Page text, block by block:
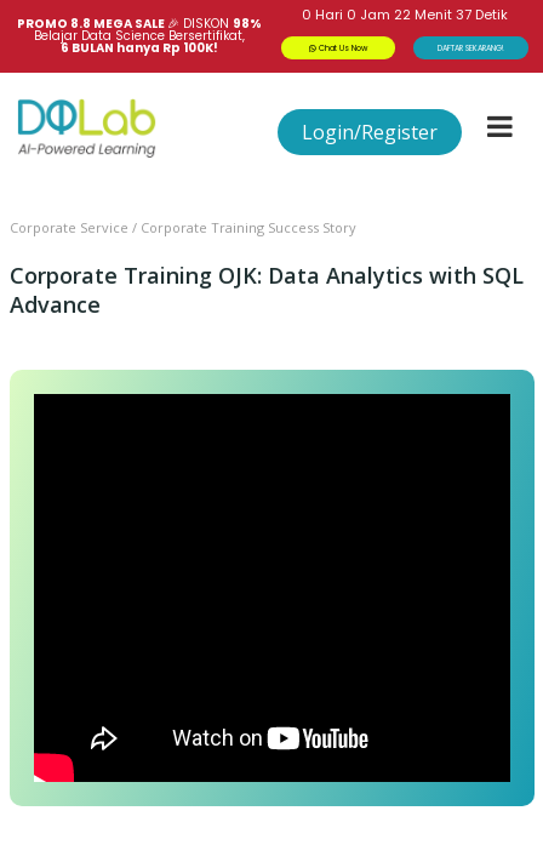
PROMO 8.8 MEGA SALE 🎉 DISKON 98%
Belajar Data Science Bersertifikat,
6 BULAN hanya Rp 100K!
0Hari 0Jam 22Menit36 Detik
Chat Us Now DAFTAR SEKARANG!
Login/Register
Corporate Service / Corporate Training Success Story
Corporate Training OJK: Data Analytics with SQL
Advance